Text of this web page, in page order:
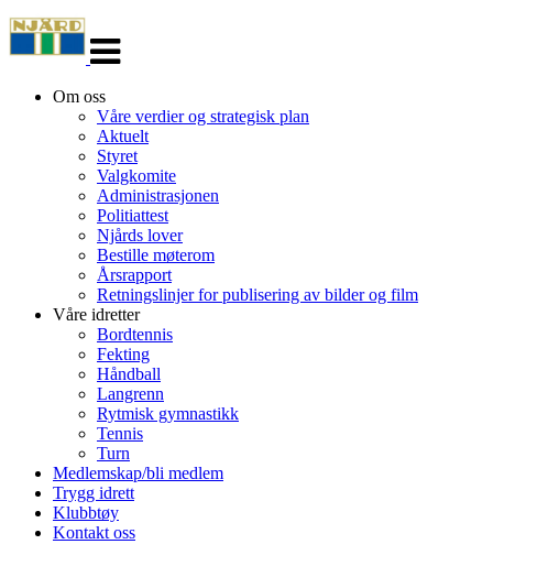
navigasjon
Om oss
Våre verdier og strategisk plan
Aktuelt
Styret
Valgkomite
Administrasjonen
Politiattest
Njårds lover
Bestille møterom
Årsrapport
Retningslinjer for publisering av bilder og film
Våre idretter
Bordtennis
Fekting
Håndball
Langrenn
Rytmisk gymnastikk
Tennis
Turn
Medlemskap/bli medlem
Trygg idrett
Klubbtøy
Kontakt oss